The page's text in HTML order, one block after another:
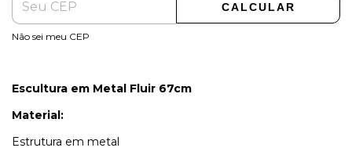
CALCULAR
Não sei meu CEP
Escultura em Metal Fluir 67cm
Material:
Estrutura em metal